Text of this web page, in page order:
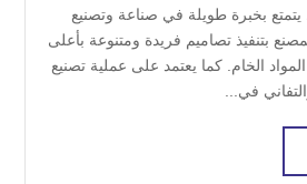
بخبرة طويلة في صناعة وتصنيع
بتنفيذ تصاميم فريدة ومتنوعة بأعلى
الخام. كما يعتمد على عملية تصنيع
في...